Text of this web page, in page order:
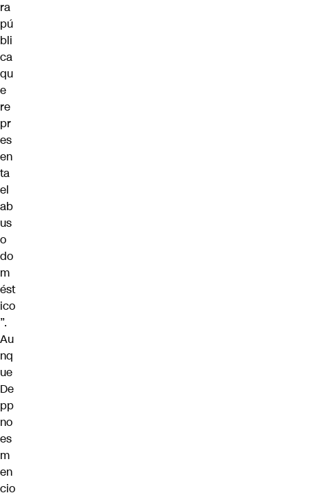
ra
pú
bli
ca
qu
e
re
pr
es
en
ta
el
ab
us
o
do
m
ést
ico
”.
Au
nq
ue
De
pp
no
​​es
m
en
cio